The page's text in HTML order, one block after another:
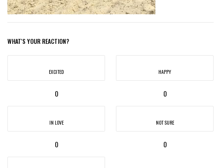
WHAT'S YOUR REACTION?
EXCITED
0
HAPPY
0
IN LOVE
0
NOT SURE
0